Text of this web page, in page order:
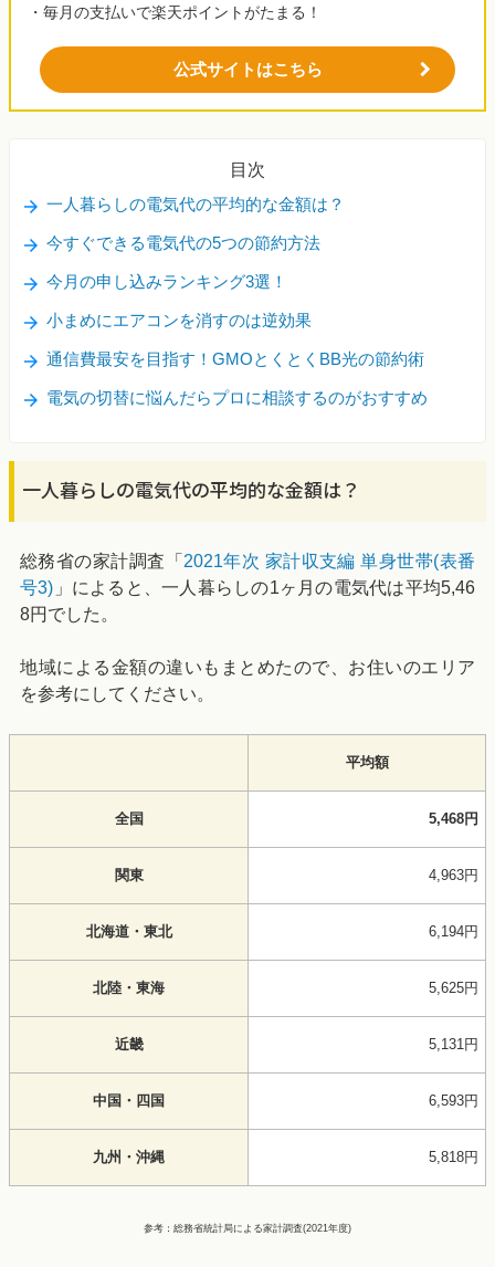
・毎月の支払いで楽天ポイントがたまる！
公式サイトはこちら
目次
一人暮らしの電気代の平均的な金額は？
今すぐできる電気代の5つの節約方法
今月の申し込みランキング3選！
小まめにエアコンを消すのは逆効果
通信費最安を目指す！GMOとくとくBB光の節約術
電気の切替に悩んだらプロに相談するのがおすすめ
一人暮らしの電気代の平均的な金額は？
総務省の家計調査「 2021年次 家計収支編 単身世帯(表番
号3) 」によると、一人暮らしの1ヶ月の電気代は平均5,46
8円でした。
地域による金額の違いもまとめたので、お住いのエリア
を参考にしてください。
平均額
全国 5,468円
関東 4,963円
北海道・東北 6,194円
北陸・東海 5,625円
近畿 5,131円
中国・四国 6,593円
九州・沖縄 5,818円
参考：総務省統計局による家計調査(2021年度)